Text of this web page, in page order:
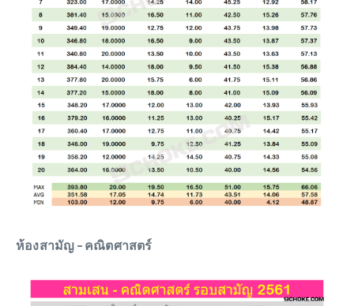
ห้องสามัญ – คณิตศาสตร์